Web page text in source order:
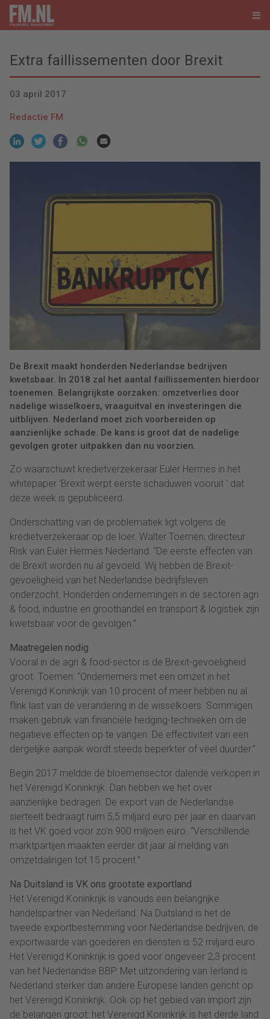
Extra faillissementen door Brexit
03 april 2017
Redactie FM
De Brexit maakt honderden Nederlandse bedrijven
kwetsbaar. In 2018 zal het aantal faillissementen hierdoor
toenemen. Belangrijkste oorzaken: omzetverlies door
nadelige wisselkoers, vraaguitval en investeringen die
uitblijven. Nederland moet zich voorbereiden op
aanzienlijke schade. De kans is groot dat de nadelige
gevolgen groter uitpakken dan nu voorzien.
Zo waarschuwt kredietverzekeraar Euler Hermes in het
whitepaper 'Brexit werpt eerste schaduwen vooruit ' dat
deze week is gepubliceerd.
Onderschatting van de problematiek ligt volgens de
kredietverzekeraar op de loer. Walter Toemen, directeur
Risk van Euler Hermes Nederland: “De eerste effecten van
de Brexit worden nu al gevoeld. Wij hebben de Brexit-
gevoeligheid van het Nederlandse bedrijfsleven
onderzocht. Honderden ondernemingen in de sectoren agri
& food, industrie en groothandel en transport & logistiek zijn
kwetsbaar voor de gevolgen.”
Maatregelen nodig
Vooral in de agri & food-sector is de Brexit-gevoeligheid
groot. Toemen: “Ondernemers met een omzet in het
Verenigd Koninkrijk van 10 procent of meer hebben nu al
flink last van de verandering in de wisselkoers. Sommigen
maken gebruik van financiële hedging-technieken om de
negatieve effecten op te vangen. De effectiviteit van een
dergelijke aanpak wordt steeds beperkter of veel duurder.”
Begin 2017 meldde de bloemensector dalende verkopen in
het Verenigd Koninkrijk. Dan hebben we het over
aanzienlijke bedragen. De export van de Nederlandse
sierteelt bedraagt ruim 5,5 miljard euro per jaar en daarvan
is het VK goed voor zo'n 900 miljoen euro. “Verschillende
marktpartijen maakten eerder dit jaar al melding van
omzetdalingen tot 15 procent.”
Na Duitsland is VK ons grootste exportland
Het Verenigd Koninkrijk is vanouds een belangrijke
handelspartner van Nederland. Na Duitsland is het de
tweede exportbestemming voor Nederlandse bedrijven; de
exportwaarde van goederen en diensten is 52 miljard euro.
Het Verenigd Koninkrijk is goed voor ongeveer 2,3 procent
van het Nederlandse BBP. Met uitzondering van Ierland is
Nederland sterker dan andere Europese landen gericht op
het Verenigd Koninkrijk. Ook op het gebied van import zijn
de belangen groot: het Verenigd Koninkrijk is het derde land